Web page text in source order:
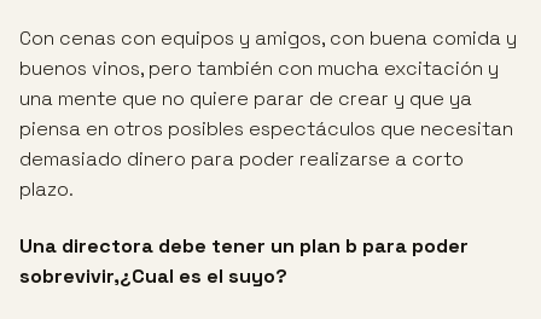
Con cenas con equipos y amigos, con buena comida y
buenos vinos, pero también con mucha excitación y
una mente que no quiere parar de crear y que ya
piensa en otros posibles espectáculos que necesitan
demasiado dinero para poder realizarse a corto
plazo.
Una directora debe tener un plan b para poder
sobrevivir,¿Cual es el suyo?